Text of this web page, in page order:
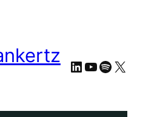
LinkedIn
YouTube
Spotify
X